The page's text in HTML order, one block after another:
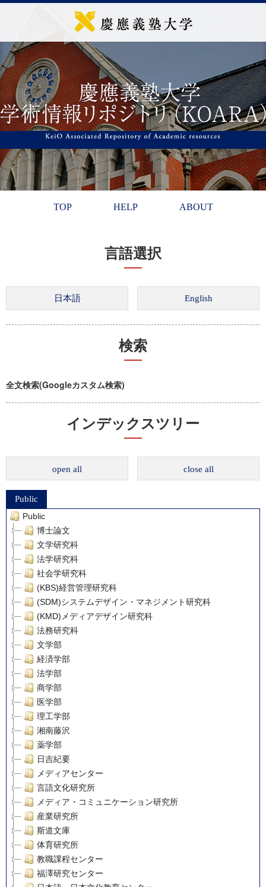
TOP HELP ABOUT
言語選択
検索
全文検索(Googleカスタム検索)
インデックスツリー
open all close all
Public
Public
博士論文
文学研究科
法学研究科
社会学研究科
(KBS)経営管理研究科
(SDM)システムデザイン・マネジメント研究科
(KMD)メディアデザイン研究科
法務研究科
文学部
経済学部
法学部
商学部
医学部
理工学部
湘南藤沢
薬学部
日吉紀要
メディアセンター
言語文化研究所
メディア・コミュニケーション研究所
産業研究所
斯道文庫
体育研究所
教職課程センター
福澤研究センター